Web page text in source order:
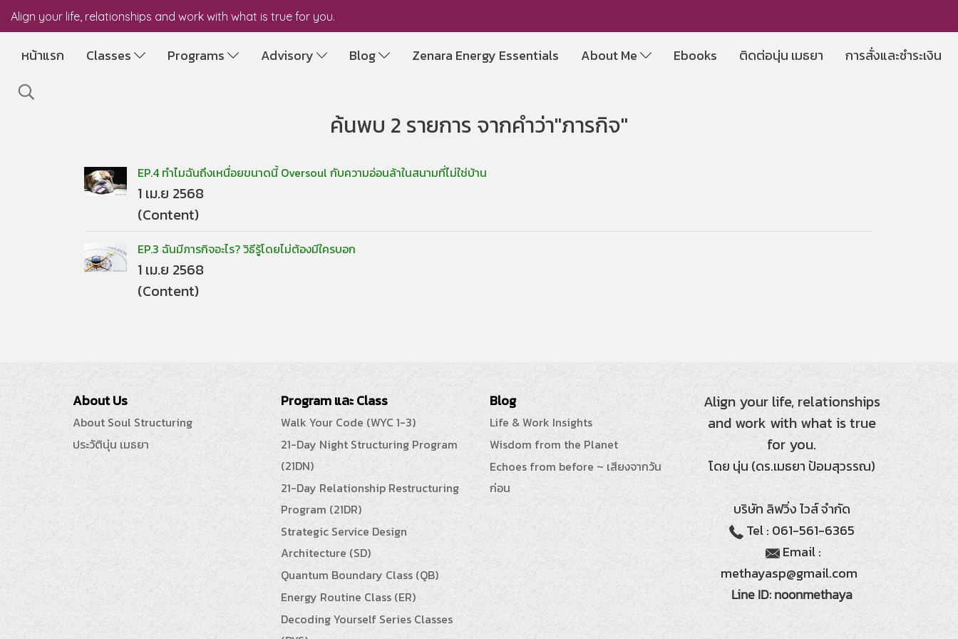
Align your life, relationships and work with what is true for you.
หน้าแรก Classes Programs Advisory Blog Zenara Energy Essentials About Me Ebooks ติดต่อนุ่น เมธยา การสั่งและชำระเงิน
ค้นพบ 2 รายการ จากคำว่า"ภารกิจ"
EP.4 ทำไมฉันถึงเหนื่อยขนาดนี้ Oversoul กับความอ่อนล้าในสนามที่ไม่ใช่บ้าน
1 เม.ย 2568
(Content)
EP.3 ฉันมีภารกิจอะไร? วิธีรู้โดยไม่ต้องมีใครบอก
1 เม.ย 2568
(Content)
About Us
About Soul Structuring
ประวัตินุ่น เมธยา
Program และ Class
Walk Your Code (WYC 1-3)
21-Day Night Structuring Program
(21DN)
21-Day Relationship Restructuring
Program (21DR)
Strategic Service Design
Architecture (SD)
Quantum Boundary Class (QB)
Energy Routine Class (ER)
Decoding Yourself Series Classes
Blog
Life & Work Insights
Wisdom from the Planet
Echoes from before ~ เสียงจากวัน
ก่อน
Align your life, relationships
and work with what is true
for you.
โดย นุ่น (ดร.เมธยา ป้อมสุวรรณ)
บริษัท ลิฟวิ่ง ไวส์ จำกัด
Tel : 061-561-6365
Email :
methayasp@gmail.com
Line ID: noonmethaya